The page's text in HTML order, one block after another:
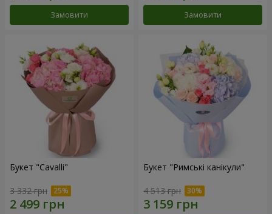
Замовити Замовити
Букет "Cаvalli"
3 332 грн
Букет "Римські канікули"
4 513 грн